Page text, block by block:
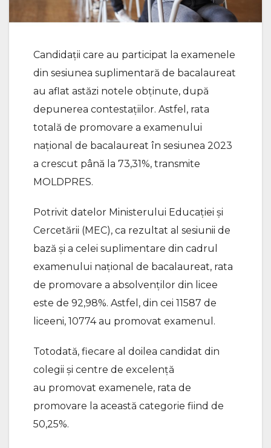
Candidații care au participat la examenele
din sesiunea suplimentară de bacalaureat
au aflat astăzi notele obținute, după
depunerea contestațiilor. Astfel, rata
totală de promovare a examenului
național de bacalaureat în sesiunea 2023
a crescut până la 73,31%, transmite
MOLDPRES.
Potrivit datelor Ministerului Educației și
Cercetării (MEC), ca rezultat al sesiunii de
bază și a celei suplimentare din cadrul
examenului național de bacalaureat, rata
de promovare a absolvenților din licee
este de 92,98%. Astfel, din cei 11587 de
liceeni, 10774 au promovat examenul.
Totodată, fiecare al doilea candidat din
colegii și centre de excelență
au promovat examenele, rata de
promovare la această categorie fiind de
50,25%.